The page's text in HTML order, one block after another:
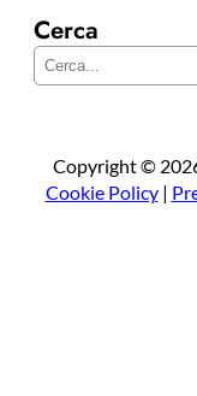
Cerca
Copyright ©
Cookie Policy|